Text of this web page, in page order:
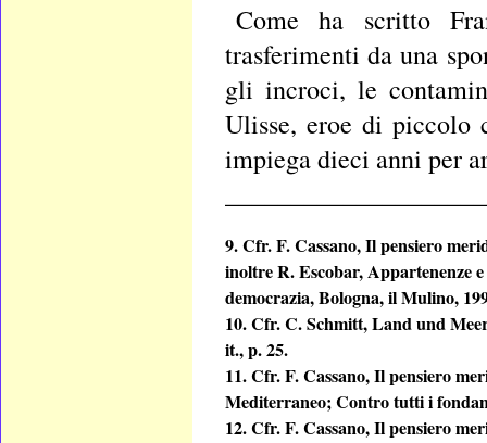
Come ha scritto
trasferimenti da una
gli incroci, le
Ulisse, eroe di piccolo
impiega dieci anni per
9. Cfr. F. Cassano, Il pensiero
inoltre R. Escobar, Appartenenze
democrazia, Bologna, il Mulino,
10. Cfr. C. Schmitt, Land und
it., p. 25.
11. Cfr. F. Cassano, Il pensiero
Mediterraneo; Contro tutti i
12. Cfr. F. Cassano, Il pensiero